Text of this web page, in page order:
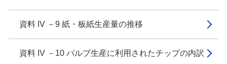
資料 IV －9 紙・板紙生産量の推移
資料 IV －10 パルプ生産に利用されたチップの内訳